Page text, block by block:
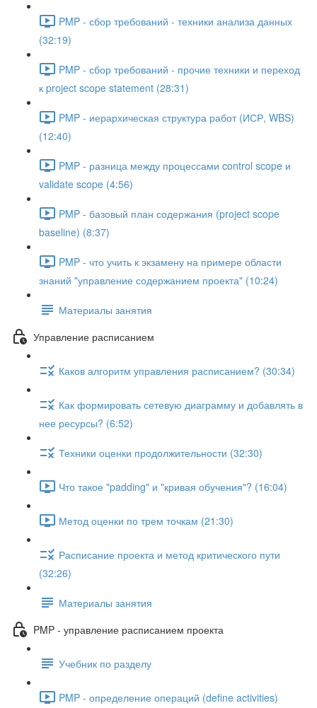
PMP - сбор требований - техники анализа данных
(32:19)
PMP - сбор требований - прочие техники и переход
к project scope statement (28:31)
PMP - иерархическая структура работ (ИСР, WBS)
(12:40)
PMP - разница между процессами control scope и
validate scope (4:56)
PMP - базовый план содержания (project scope
baseline) (8:37)
PMP - что учить к экзамену на примере области
знаний "управление содержанием проекта" (10:24)
Материалы занятия
Управление расписанием
Каков алгоритм управления расписанием? (30:34)
Как формировать сетевую диаграмму и добавлять в
нее ресурсы? (6:52)
Техники оценки продолжительности (32:30)
Что такое "padding" и "кривая обучения"? (16:04)
Метод оценки по трем точкам (21:30)
Расписание проекта и метод критического пути
(32:26)
Материалы занятия
PMP - управление расписанием проекта
Учебник по разделу
PMP - определение операций (define activities)